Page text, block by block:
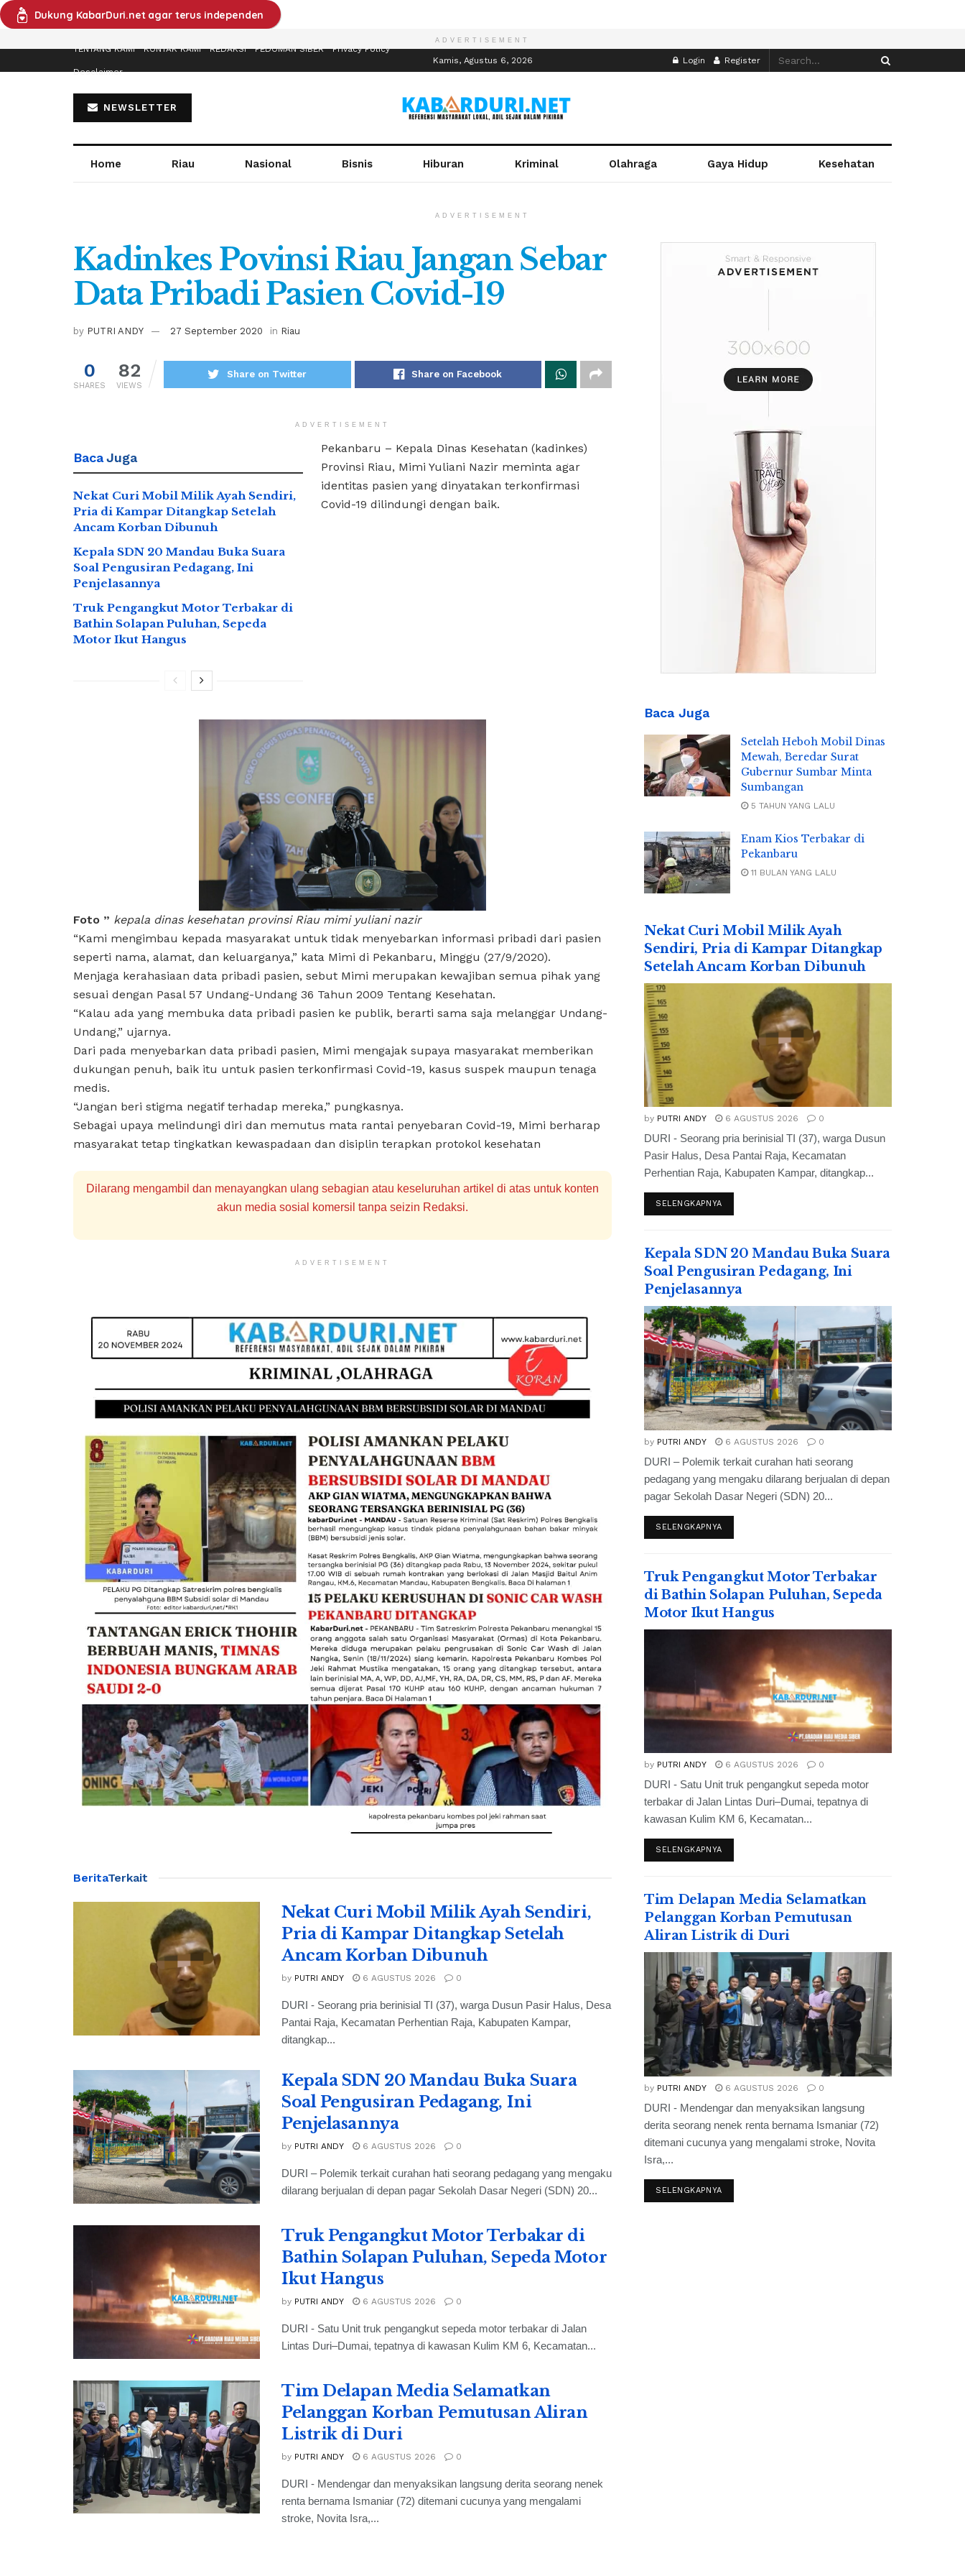
Dukung KabarDuri.net agar terus independen
ADVERTISEMENT
TENTANG KAMI KONTAK KAMI REDAKSI PEDOMAN SIBER Privacy Policy
Desclaimer
Kamis, Agustus 6, 2026 Login Register
NEWSLETTER
Home Riau Nasional Bisnis Hiburan Kriminal Olahraga Gaya Hidup Kesehatan
ADVERTISEMENT
Kadinkes Povinsi Riau Jangan Sebar
Data Pribadi Pasien Covid-19
by PUTRI ANDY 27 September 2020 in Riau
0
SHARES
82
VIEWS
Share on Twitter Share on Facebook
ADVERTISEMENT
BacaJuga
Nekat Curi Mobil Milik Ayah Sendiri,
Pria di Kampar Ditangkap Setelah
Ancam Korban Dibunuh
Kepala SDN 20 Mandau Buka Suara
Soal Pengusiran Pedagang, Ini
Penjelasannya
Truk Pengangkut Motor Terbakar di
Bathin Solapan Puluhan, Sepeda
Motor Ikut Hangus
Pekanbaru – Kepala Dinas Kesehatan (kadinkes)
Provinsi Riau, Mimi Yuliani Nazir meminta agar
identitas pasien yang dinyatakan terkonfirmasi
Covid-19 dilindungi dengan baik.
Foto ” kepala dinas kesehatan provinsi Riau mimi yuliani nazir
“Kami mengimbau kepada masyarakat untuk tidak menyebarkan informasi pribadi dari pasien
seperti nama, alamat, dan keluarganya,” kata Mimi di Pekanbaru, Minggu (27/9/2020).
Menjaga kerahasiaan data pribadi pasien, sebut Mimi merupakan kewajiban semua pihak yang
sesuai dengan Pasal 57 Undang-Undang 36 Tahun 2009 Tentang Kesehatan.
“Kalau ada yang membuka data pribadi pasien ke publik, berarti sama saja melanggar Undang-
Undang,” ujarnya.
Dari pada menyebarkan data pribadi pasien, Mimi mengajak supaya masyarakat memberikan
dukungan penuh, baik itu untuk pasien terkonfirmasi Covid-19, kasus suspek maupun tenaga
medis.
“Jangan beri stigma negatif terhadap mereka,” pungkasnya.
Sebagai upaya melindungi diri dan memutus mata rantai penyebaran Covid-19, Mimi berharap
masyarakat tetap tingkatkan kewaspadaan dan disiplin terapkan protokol kesehatan
Dilarang mengambil dan menayangkan ulang sebagian atau keseluruhan artikel di atas untuk konten
akun media sosial komersil tanpa seizin Redaksi.
ADVERTISEMENT
BeritaTerkait
Nekat Curi Mobil Milik Ayah Sendiri,
Pria di Kampar Ditangkap Setelah
Ancam Korban Dibunuh
by PUTRI ANDY 6 AGUSTUS 2026 0
DURI - Seorang pria berinisial TI (37), warga Dusun Pasir Halus, Desa
Pantai Raja, Kecamatan Perhentian Raja, Kabupaten Kampar,
ditangkap...
Kepala SDN 20 Mandau Buka Suara
Soal Pengusiran Pedagang, Ini
Penjelasannya
by PUTRI ANDY 6 AGUSTUS 2026 0
DURI – Polemik terkait curahan hati seorang pedagang yang mengaku
dilarang berjualan di depan pagar Sekolah Dasar Negeri (SDN) 20...
Truk Pengangkut Motor Terbakar di
Bathin Solapan Puluhan, Sepeda Motor
Ikut Hangus
by PUTRI ANDY 6 AGUSTUS 2026 0
DURI - Satu Unit truk pengangkut sepeda motor terbakar di Jalan
Lintas Duri–Dumai, tepatnya di kawasan Kulim KM 6, Kecamatan...
Tim Delapan Media Selamatkan
Pelanggan Korban Pemutusan Aliran
Listrik di Duri
by PUTRI ANDY 6 AGUSTUS 2026 0
DURI - Mendengar dan menyaksikan langsung derita seorang nenek
renta bernama Ismaniar (72) ditemani cucunya yang mengalami
stroke, Novita Isra,...
Baca Juga
Setelah Heboh Mobil Dinas
Mewah, Beredar Surat
Gubernur Sumbar Minta
Sumbangan
5 TAHUN YANG LALU
Enam Kios Terbakar di
Pekanbaru
11 BULAN YANG LALU
Nekat Curi Mobil Milik Ayah
Sendiri, Pria di Kampar Ditangkap
Setelah Ancam Korban Dibunuh
by PUTRI ANDY 6 AGUSTUS 2026 0
DURI - Seorang pria berinisial TI (37), warga Dusun
Pasir Halus, Desa Pantai Raja, Kecamatan
Perhentian Raja, Kabupaten Kampar, ditangkap...
SELENGKAPNYA
Kepala SDN 20 Mandau Buka Suara
Soal Pengusiran Pedagang, Ini
Penjelasannya
by PUTRI ANDY 6 AGUSTUS 2026 0
DURI – Polemik terkait curahan hati seorang
pedagang yang mengaku dilarang berjualan di depan
pagar Sekolah Dasar Negeri (SDN) 20...
SELENGKAPNYA
Truk Pengangkut Motor Terbakar
di Bathin Solapan Puluhan, Sepeda
Motor Ikut Hangus
by PUTRI ANDY 6 AGUSTUS 2026 0
DURI - Satu Unit truk pengangkut sepeda motor
terbakar di Jalan Lintas Duri–Dumai, tepatnya di
kawasan Kulim KM 6, Kecamatan...
SELENGKAPNYA
Tim Delapan Media Selamatkan
Pelanggan Korban Pemutusan
Aliran Listrik di Duri
by PUTRI ANDY 6 AGUSTUS 2026 0
DURI - Mendengar dan menyaksikan langsung
derita seorang nenek renta bernama Ismaniar (72)
ditemani cucunya yang mengalami stroke, Novita
Isra,...
SELENGKAPNYA